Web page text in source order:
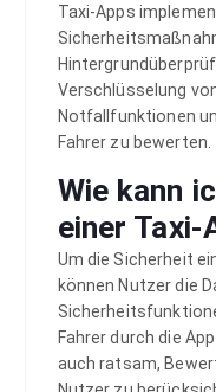
Taxi-Apps
Verschlüsselung
Notfallfunktionen
Fahrer zu bewerten.
Wie kann
einer Taxi-
Um die Sicherheit
können Nutzer die
Fahrer durch die
auch ratsam,